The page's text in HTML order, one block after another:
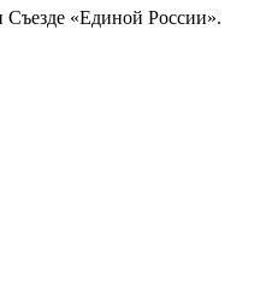
«Единой России».